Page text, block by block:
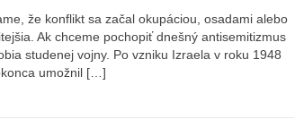
že konflikt sa začal okupáciou, osadami alebo
Ak chceme pochopiť dnešný antisemitizmus
studenej vojny. Po vzniku Izraela v roku 1948
umožnil […]